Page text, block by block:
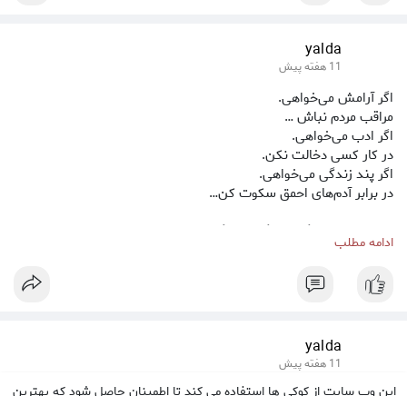
yalda
11 هفته پیش
اگر آرامش می‌خواهی.
مراقب مردم نباش …
اگر ادب می‌خواهی.
در کار کسی دخالت نکن.
اگر پند زندگی می‌خواهی.
در برابر آدم‌های احمق سکوت کن…
ﻣﻬﻢ ﻧﯿﺴﺖ ﺯﻧﺪﮔﯽﺍﻡ ﭼﮕﻮﻧﻪ می‌گذرد.
ﻋﺎﺷﻖ ﺁﻥ ﺧﺎﻃﺮﺍﺗﯽ ﻫﺴﺘﻢ ﮐﻪ
ﻭ. ﺑﺎﻋﺚ ﻟﺒﺨﻨﺪﻡ می‌شوند.
ادامه مطلب
yalda
11 هفته پیش